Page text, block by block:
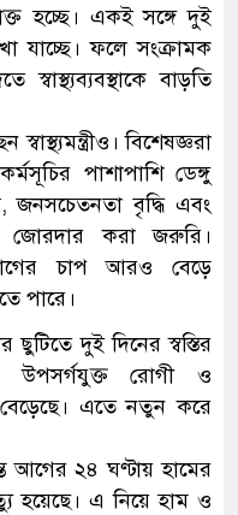
হচ্ছে। একই সঙ্গে দুই
যাচ্ছে। ফলে সংক্রামক
বাড়তি
বিশেষজ্ঞরা
পাশাপাশি ডেঙ্গু
জনসচেতনতা বৃদ্ধি এবং
জোরদার করা জরুরি।
চাপ আরও বেড়ে
পারে।
ছুটিতে দুই দিনের স্বস্তির
রোগী ও
বেড়েছে। এতে নতুন করে
আগের ২৪ ঘণ্টায় হামের
হয়েছে। এ নিয়ে হাম ও